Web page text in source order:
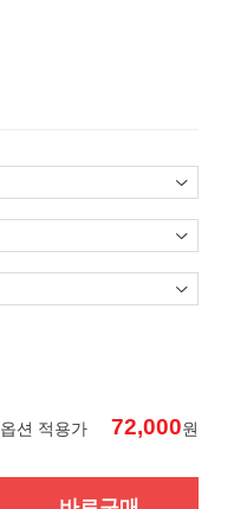
옵션 적용가 72,000원